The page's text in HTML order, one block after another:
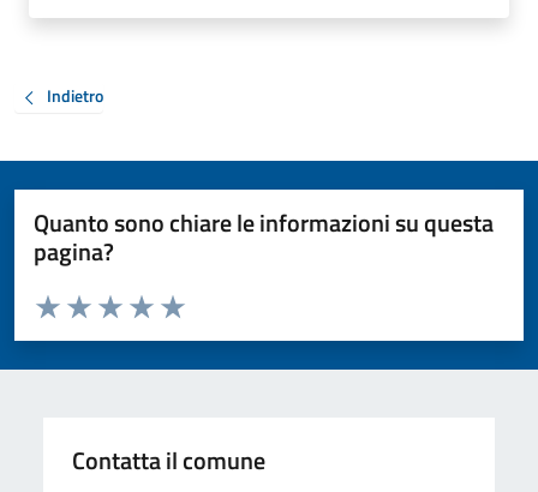
Indietro
Quanto sono chiare le informazioni su questa
pagina?
Valuta da 1 a 5 stelle la pagina
Valuta 5 stelle su 5
Valuta 4 stelle su 5
Valuta 3 stelle su 5
Valuta 2 stelle su 5
Valuta 1 stelle su 5
Contatta il comune